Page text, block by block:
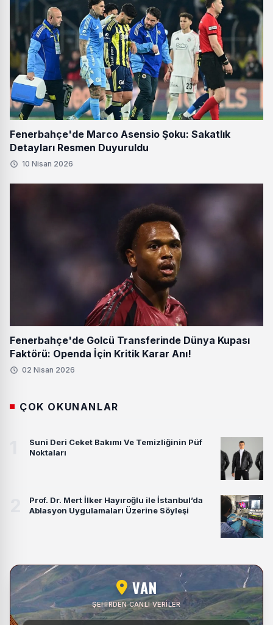
Fenerbahçe'de Marco Asensio Şoku: Sakatlık
Detayları Resmen Duyuruldu
10 Nisan 2026
Fenerbahçe'de Golcü Transferinde Dünya Kupası
Faktörü: Openda İçin Kritik Karar Anı!
02 Nisan 2026
ÇOK OKUNANLAR
Suni Deri Ceket Bakımı Ve Temizliğinin Püf
Noktaları
Prof. Dr. Mert İlker Hayıroğlu ile İstanbul’da
Ablasyon Uygulamaları Üzerine Söyleşi
VAN
ŞEHIRDEN CANLI VERILER